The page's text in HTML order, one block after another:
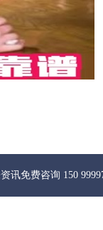
150 99997335微信同步